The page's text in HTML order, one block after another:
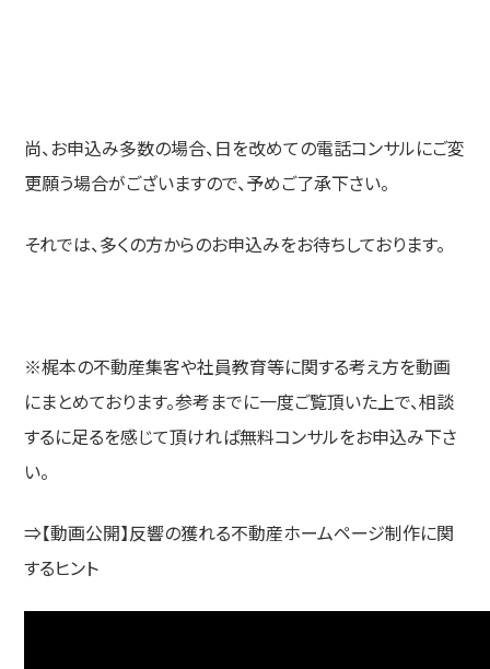
尚、お申込み多数の場合、日を改めての電話コンサルにご変
更願う場合がございますので、予めご了承下さい。
それでは、多くの方からのお申込みをお待ちしております。
※梶本の不動産集客や社員教育等に関する考え方を動画
にまとめております。参考までに一度ご覧頂いた上で、相談
するに足るを感じて頂ければ無料コンサルをお申込み下さ
い。
⇒【動画公開】反響の獲れる不動産ホームページ制作に関
するヒント